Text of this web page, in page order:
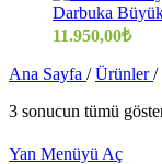
Darbuka
11.950,00₺
Ana Sayfa / Ürünler/
3 sonucun tümü
Yan Menüyü Aç